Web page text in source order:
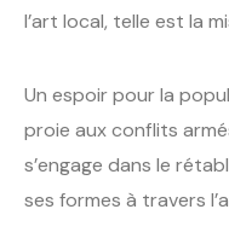
l’art local, telle est la
Un espoir pour la
proie aux conflits
s’engage dans le
ses formes à travers